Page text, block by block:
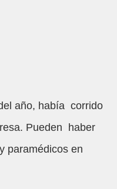
año, había  corrido
Pueden  haber
paramédicos en